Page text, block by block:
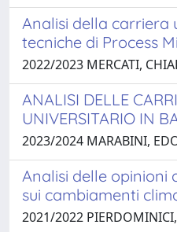
Analisi della
tecniche di Process
2022/2023 MERCATI,
ANALISI DELLE
UNIVERSITARIO IN
2023/2024 MARABINI,
Analisi delle opinioni
sui cambiamenti
2021/2022